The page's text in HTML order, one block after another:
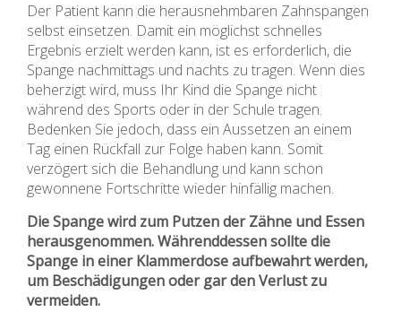
Der Patient kann die herausnehmbaren Zahnspangen
selbst einsetzen. Damit ein möglichst schnelles
Ergebnis erzielt werden kann, ist es erforderlich, die
Spange nachmittags und nachts zu tragen. Wenn dies
beherzigt wird, muss Ihr Kind die Spange nicht
während des Sports oder in der Schule tragen.
Bedenken Sie jedoch, dass ein Aussetzen an einem
Tag einen Rückfall zur Folge haben kann. Somit
verzögert sich die Behandlung und kann schon
gewonnene Fortschritte wieder hinfällig machen.
Die Spange wird zum Putzen der Zähne und Essen
herausgenommen. Währenddessen sollte die
Spange in einer Klammerdose aufbewahrt werden,
um Beschädigungen oder gar den Verlust zu
vermeiden.